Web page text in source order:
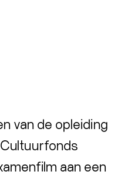
van de opleiding
aan een